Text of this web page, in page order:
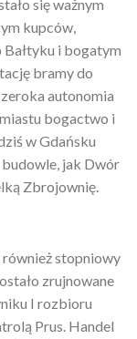
się ważnym
kupców,
i bogatym
bramy do
autonomia
bogactwo i
w Gdańsku
budowle, jak Dwór
Zbrojownię.
również stopniowy
zrujnowane
I rozbioru
Prus. Handel